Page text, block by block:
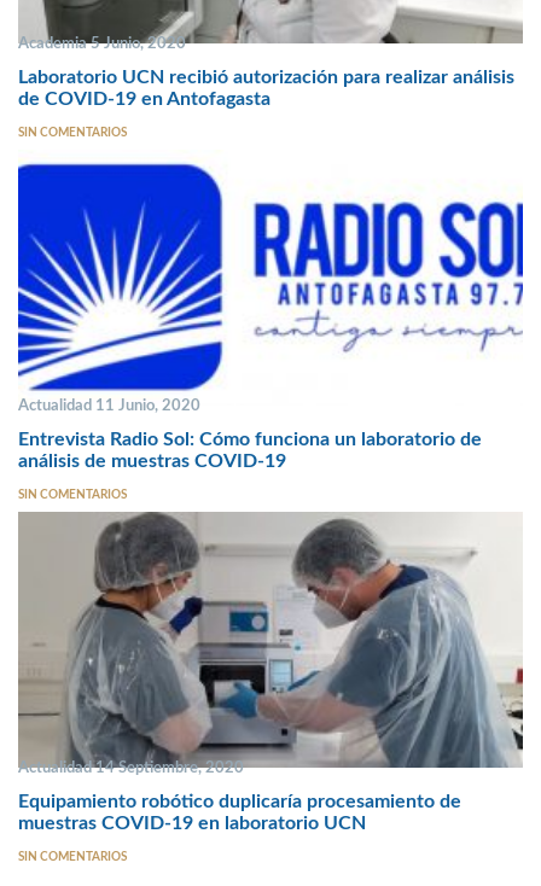
Academia 5 Junio, 2020
Laboratorio UCN recibió autorización para realizar análisis
de COVID-19 en Antofagasta
SIN COMENTARIOS
Actualidad 11 Junio, 2020
Entrevista Radio Sol: Cómo funciona un laboratorio de
análisis de muestras COVID-19
SIN COMENTARIOS
Actualidad 14 Septiembre, 2020
Equipamiento robótico duplicaría procesamiento de
muestras COVID-19 en laboratorio UCN
SIN COMENTARIOS